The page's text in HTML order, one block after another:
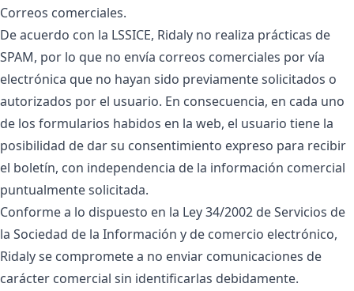
Correos comerciales.
De acuerdo con la LSSICE, Ridaly no realiza prácticas de
SPAM, por lo que no envía correos comerciales por vía
electrónica que no hayan sido previamente solicitados o
autorizados por el usuario. En consecuencia, en cada uno
de los formularios habidos en la web, el usuario tiene la
posibilidad de dar su consentimiento expreso para recibir
el boletín, con independencia de la información comercial
puntualmente solicitada.
Conforme a lo dispuesto en la Ley 34/2002 de Servicios de
la Sociedad de la Información y de comercio electrónico,
Ridaly se compromete a no enviar comunicaciones de
carácter comercial sin identificarlas debidamente.